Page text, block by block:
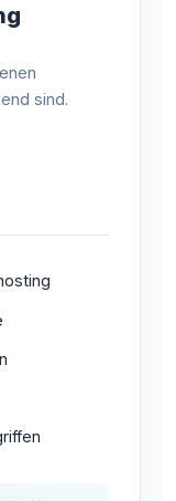
sind.